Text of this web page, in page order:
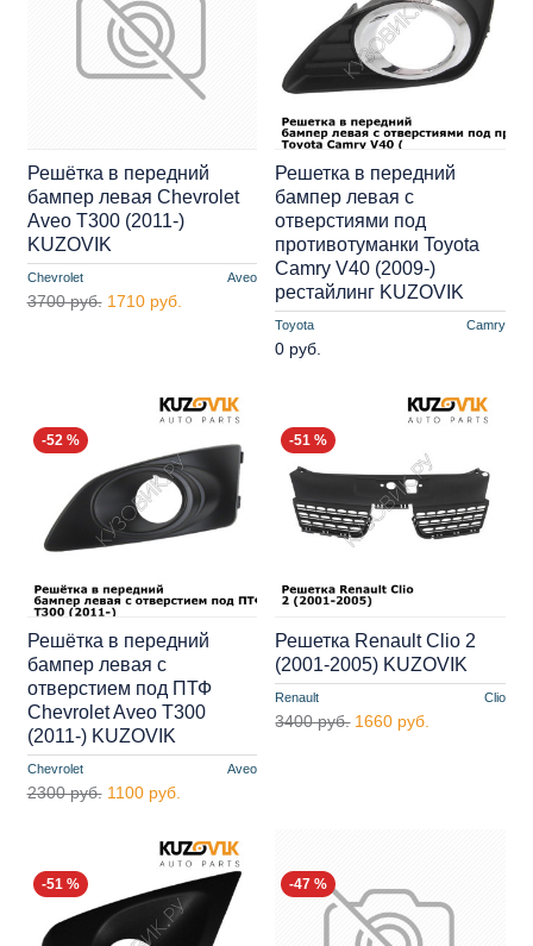
Chevrolet Aveo
Решётка в передний
бампер левая Chevrolet
Aveo T300 (2011-)
KUZOVIK
3700 руб. 1710 руб.
Toyota Camry
Решетка в передний
бампер левая с
отверстиями под
противотуманки Toyota
Camry V40 (2009-)
рестайлинг KUZOVIK
0 руб.
-52 %
Chevrolet Aveo
Решётка в передний
бампер левая с
отверстием под ПТФ
Chevrolet Aveo T300
(2011-) KUZOVIK
2300 руб. 1100 руб.
-51 %
Renault Clio
Решетка Renault Clio 2
(2001-2005) KUZOVIK
3400 руб. 1660 руб.
-51 % -47 %